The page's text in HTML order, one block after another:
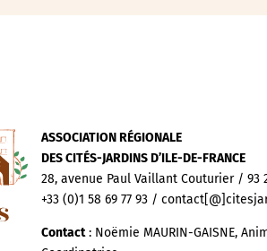
ASSOCIATION RÉGIONALE
DES CITÉS-JARDINS D’ILE-DE-FRANCE
28, avenue Paul Vaillant Couturier / 93
+33 (0)1 58 69 77 93 /
Contact: Noëmie MAURIN-GAISNE,